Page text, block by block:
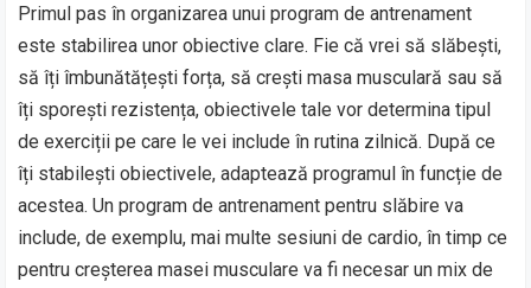
Primul pas în organizarea unui program de antrenament
este stabilirea unor obiective clare. Fie că vrei să slăbești,
să îți îmbunătățești forța, să crești masa musculară sau să
îți sporești rezistența, obiectivele tale vor determina tipul
de exerciții pe care le vei include în rutina zilnică. După ce
îți stabilești obiectivele, adaptează programul în funcție de
acestea. Un program de antrenament pentru slăbire va
include, de exemplu, mai multe sesiuni de cardio, în timp ce
pentru creșterea masei musculare va fi necesar un mix de